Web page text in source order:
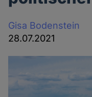
Gisa Bodenstein
28.07.2021